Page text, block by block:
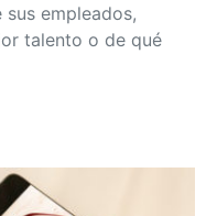
sus empleados,
talento o de qué